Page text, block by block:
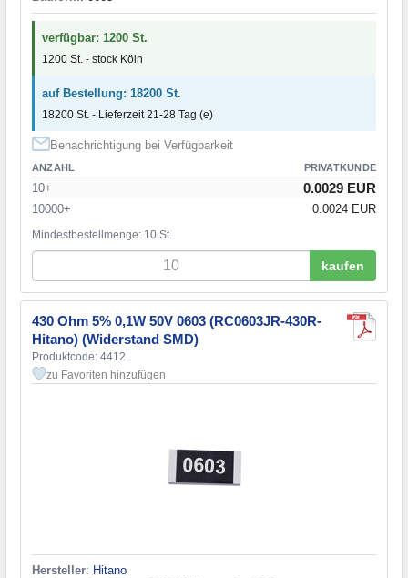
verfügbar: 1200 St.
1200 St. - stock Köln
auf Bestellung: 18200 St.
18200 St. - Lieferzeit 21-28 Tag (e)
Benachrichtigung bei Verfügbarkeit
ANZAHL PRIVATKUNDE
10+ 0.0029 EUR
10000+ 0.0024 EUR
Mindestbestellmenge: 10 St.
kaufen
430 Ohm 5% 0,1W 50V 0603 (RC0603JR-430R-
Hitano) (Widerstand SMD)
Produktcode: 4412
zu Favoriten hinzufügen
Hersteller: Hitano